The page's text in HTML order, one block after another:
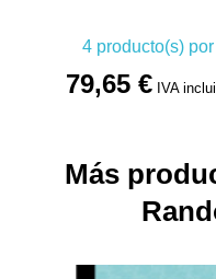
4 producto(s) por
79,65 € IVA
Más